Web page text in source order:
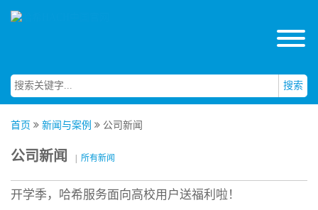
搜索
首页 新闻与案例 公司新闻
公司新闻 所有新闻
开学季，哈希服务面向高校用户送福利啦！